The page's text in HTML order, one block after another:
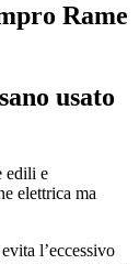
Rame
usato
edili e
elettrica ma
l’eccessivo